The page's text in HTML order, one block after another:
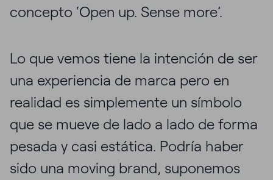
concepto ‘Open up. Sense more’.
Lo que vemos tiene la intención de ser
una experiencia de marca pero en
realidad es simplemente un símbolo
que se mueve de lado a lado de forma
pesada y casi estática. Podría haber
sido una moving brand, suponemos